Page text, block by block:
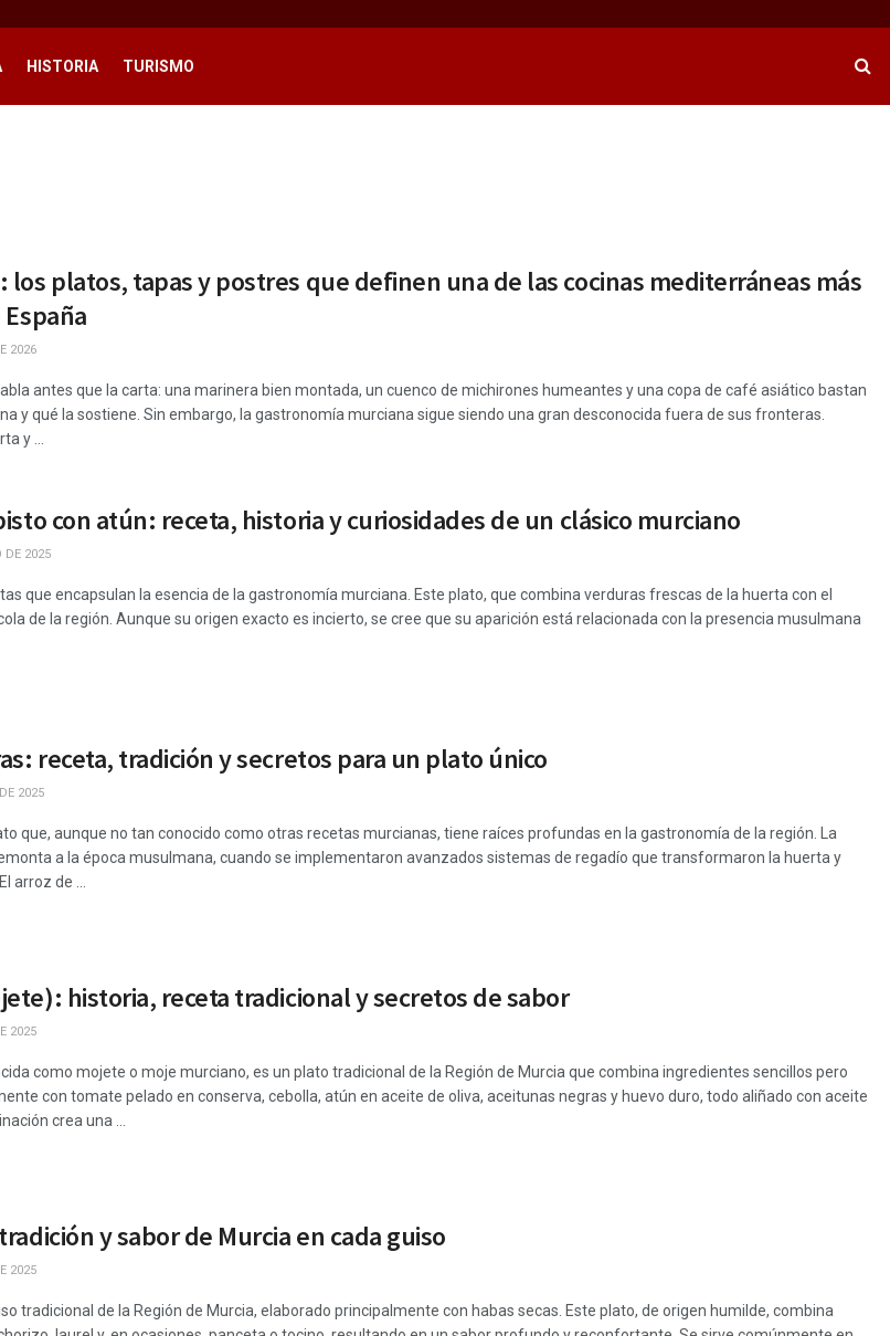
HISTORIA TURISMO
los platos, tapas y postres que definen una de las cocinas mediterráneas más
2026
antes que la carta: una marinera bien montada, un cuenco de michirones humeantes y una copa de café asiático bastan
y qué la sostiene. Sin embargo, la gastronomía murciana sigue siendo una gran desconocida fuera de sus fronteras.
y ...
con atún: receta, historia y curiosidades de un clásico murciano
DE 2025
que encapsulan la esencia de la gastronomía murciana. Este plato, que combina verduras frescas de la huerta con el
de la región. Aunque su origen exacto es incierto, se cree que su aparición está relacionada con la presencia musulmana
receta, tradición y secretos para un plato único
2025
que, aunque no tan conocido como otras recetas murcianas, tiene raíces profundas en la gastronomía de la región. La
a la época musulmana, cuando se implementaron avanzados sistemas de regadío que transformaron la huerta y
arroz de ...
historia, receta tradicional y secretos de sabor
2025
como mojete o moje murciano, es un plato tradicional de la Región de Murcia que combina ingredientes sencillos pero
con tomate pelado en conserva, cebolla, atún en aceite de oliva, aceitunas negras y huevo duro, todo aliñado con aceite
crea una ...
y sabor de Murcia en cada guiso
2025
tradicional de la Región de Murcia, elaborado principalmente con habas secas. Este plato, de origen humilde, combina